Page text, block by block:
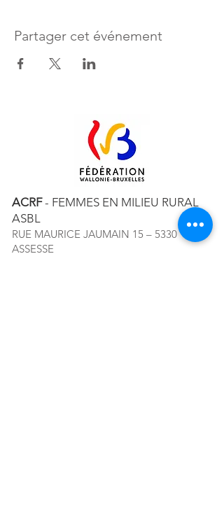
Partager cet événement
ACRF- FEMMES EN MILIEU RURAL
ASBL
RUE MAURICE JAUMAIN 15 – 5330
ASSESSE